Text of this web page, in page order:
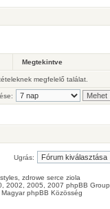
Megtekintve
megfelelő találat.
Ugrás:
, zdrowe serce ziola
2002, 2005, 2007 phpBB Group
Magyar phpBB Közösség